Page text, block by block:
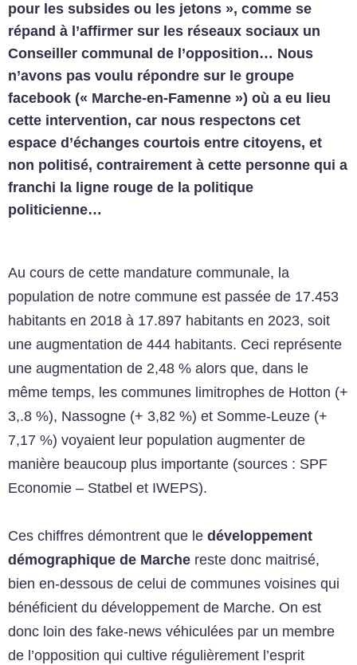
pour les subsides ou les jetons », comme se
répand à l’affirmer sur les réseaux sociaux un
Conseiller communal de l’opposition… Nous
n’avons pas voulu répondre sur le groupe
facebook (« Marche-en-Famenne ») où a eu lieu
cette intervention, car nous respectons cet
espace d’échanges courtois entre citoyens, et
non politisé, contrairement à cette personne qui a
franchi la ligne rouge de la politique
politicienne…
Au cours de cette mandature communale, la
population de notre commune est passée de 17.453
habitants en 2018 à 17.897 habitants en 2023, soit
une augmentation de 444 habitants. Ceci représente
une augmentation de 2,48 % alors que, dans le
même temps, les communes limitrophes de Hotton (+
3,.8 %), Nassogne (+ 3,82 %) et Somme-Leuze (+
7,17 %) voyaient leur population augmenter de
manière beaucoup plus importante (sources : SPF
Economie – Statbel et IWEPS).
Ces chiffres démontrent que le développement
démographique de Marche reste donc maitrisé,
bien en-dessous de celui de communes voisines qui
bénéficient du développement de Marche. On est
donc loin des fake-news véhiculées par un membre
de l’opposition qui cultive régulièrement l’esprit